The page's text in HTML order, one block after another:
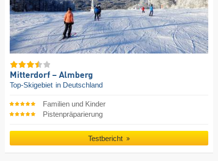
Mitterdorf – Almberg
Top-Skigebiet in Deutschland
Familien und Kinder
Pistenpräparierung
Testbericht